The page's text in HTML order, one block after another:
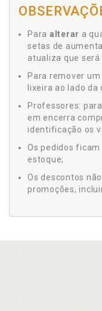
Para alterar a
setas de
atualiza que
Para remover
lixeira ao lado
Professores:
em encerra
identificação os
Os pedidos
estoque;
Os descontos
promoções,